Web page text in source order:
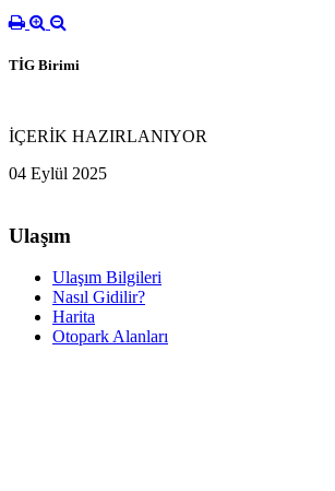
TİG Birimi
İÇERİK HAZIRLANIYOR
04 Eylül 2025
Ulaşım
Ulaşım Bilgileri
Nasıl Gidilir?
Harita
Otopark Alanları